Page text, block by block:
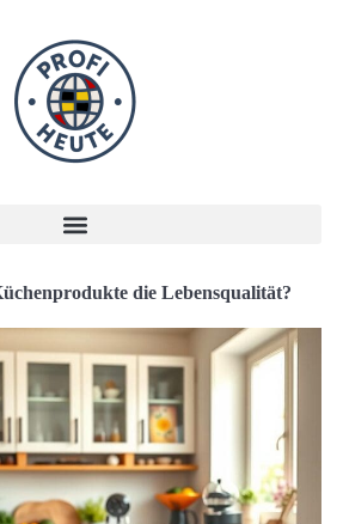
die Lebensqualität?